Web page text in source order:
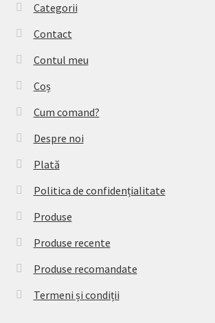
Categorii
Contact
Contul meu
Coș
Cum comand?
Despre noi
Plată
Politica de confidențialitate
Produse
Produse recente
Produse recomandate
Termeni și condiții